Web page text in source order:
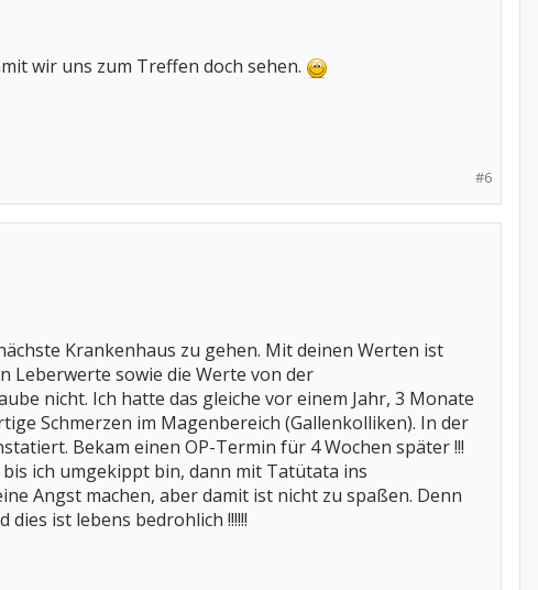
wir uns zum Treffen doch sehen.
#6
Krankenhaus zu gehen. Mit deinen Werten ist
Leberwerte sowie die Werte von der
nicht. Ich hatte das gleiche vor einem Jahr, 3 Monate
Schmerzen im Magenbereich (Gallenkolliken). In der
Bekam einen OP-Termin für 4 Wochen später !!!
ich umgekippt bin, dann mit Tatütata ins
Angst machen, aber damit ist nicht zu spaßen. Denn
ist lebens bedrohlich !!!!!!